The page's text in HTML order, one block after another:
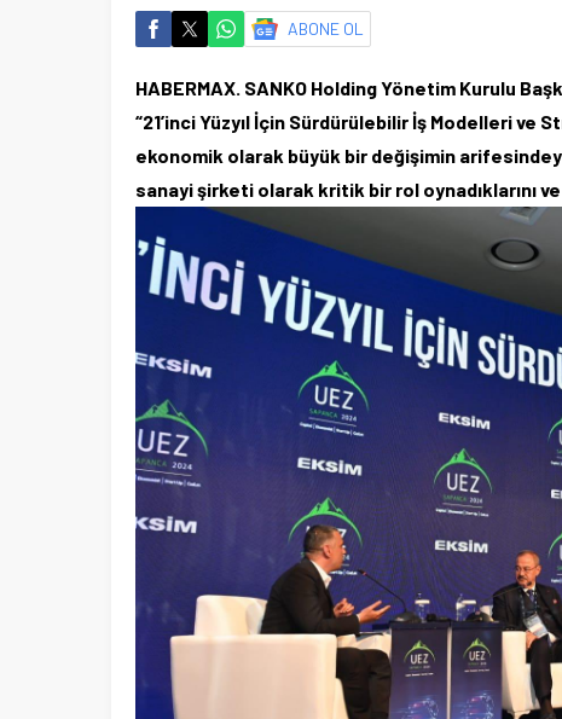
ABONE OL
HABERMAX. SANKO Holding Yönetim Kurulu
“21’inci Yüzyıl İçin Sürdürülebilir İş Modelleri ve
ekonomik olarak büyük bir değişimin
sanayi şirketi olarak kritik bir rol oynadıklarını